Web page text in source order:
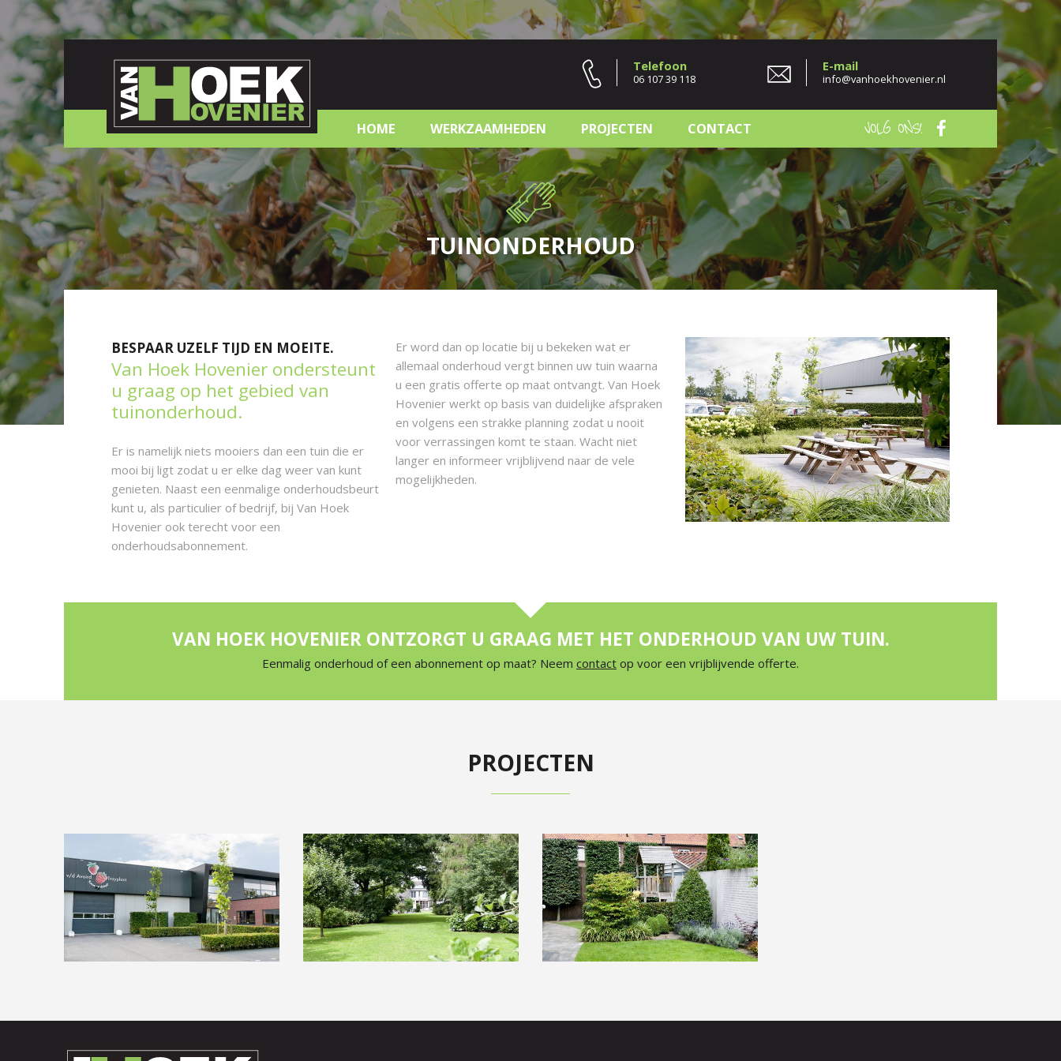
E-mail
info@vanhoekhovenier.nl
Telefoon
06 107 39 118
HOME WERKZAAMHEDEN PROJECTEN CONTACT VOLG ONS!
TUINONDERHOUD
BESPAAR UZELF TIJD EN MOEITE.
Van Hoek Hovenier ondersteunt
u graag op het gebied van
tuinonderhoud.
Er is namelijk niets mooiers dan een tuin die er
mooi bij ligt zodat u er elke dag weer van kunt
genieten. Naast een eenmalige onderhoudsbeurt
kunt u, als particulier of bedrijf, bij Van Hoek
Hovenier ook terecht voor een
onderhoudsabonnement.
Er word dan op locatie bij u bekeken wat er
allemaal onderhoud vergt binnen uw tuin waarna
u een gratis offerte op maat ontvangt. Van Hoek
Hovenier werkt op basis van duidelijke afspraken
en volgens een strakke planning zodat u nooit
voor verrassingen komt te staan. Wacht niet
langer en informeer vrijblijvend naar de vele
mogelijkheden.
VAN HOEK HOVENIER ONTZORGT U GRAAG MET HET ONDERHOUD VAN UW TUIN.
Eenmalig onderhoud of een abonnement op maat? Neem contact op voor een vrijblijvende offerte.
PROJECTEN